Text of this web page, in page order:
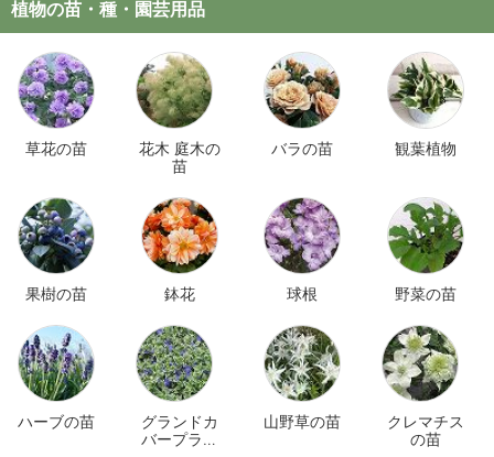
植物の苗・種・園芸用品
草花の苗
花木 庭木の
苗
バラの苗 観葉植物
果樹の苗 鉢花 球根 野菜の苗
ハーブの苗
グランドカ
バープラン
山野草の苗
クレマチス
の苗